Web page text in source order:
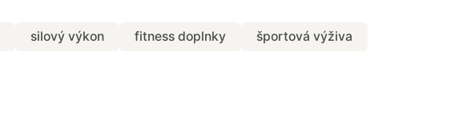
silový výkon fitness doplnky športová výživa